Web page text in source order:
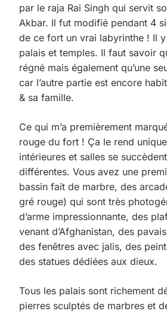
par le raja Rai Singh qui servit
Akbar. Il fut modifié pendant 4
de ce fort un vrai labyrinthe ! Il
palais et temples. Il faut savoir
régné mais également qu’une
car l’autre partie est encore
& sa famille.
Ce qui m’a premièrement
rouge du fort ! Ça le rend
intérieures et salles se
différentes. Vous avez une
bassin fait de marbre, des
gré rouge) qui sont très
d’arme impressionnante, des
venant d’Afghanistan, des
des fenêtres avec jalis, des
des statues dédiées aux dieux.
Tous les palais sont richement
pierres sculptés de marbres et